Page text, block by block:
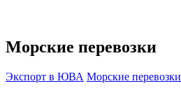
Морские перевозки
Экспорт в ЮВА Морские перевозки